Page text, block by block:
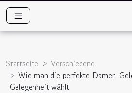
Startseite
Verschiedene
Wie man die perfekte Damen-
Gelegenheit wählt